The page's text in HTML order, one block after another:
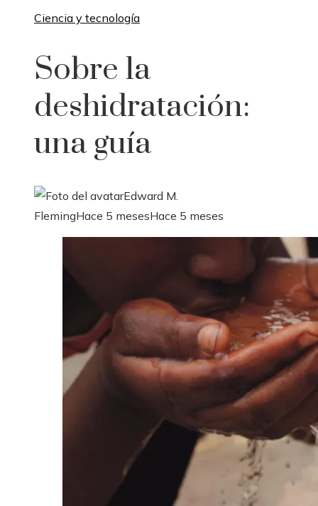
Ciencia y tecnología
Sobre la
deshidratación:
una guía
Edward M.
FlemingHace 5 mesesHace 5 meses